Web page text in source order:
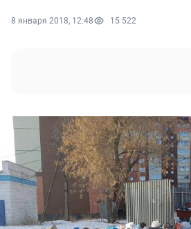
8 января 2018, 12:48 15 522